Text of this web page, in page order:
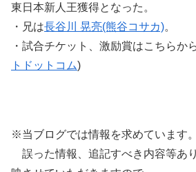
東日本新人王獲得となった。
・兄は長谷川 晃亮(熊谷コサカ)。
・試合チケット、激励賞はこちらか
トドットコム)
※当ブログでは情報を求めています。
誤った情報、追記すべき内容等あ